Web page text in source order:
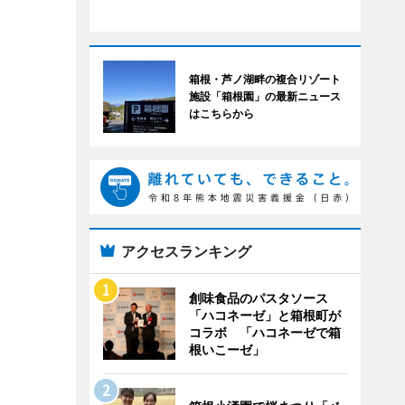
箱根・芦ノ湖畔の複合リゾート
施設「箱根園」の最新ニュース
はこちらから
アクセスランキング
創味食品のパスタソース
「ハコネーゼ」と箱根町が
コラボ 「ハコネーゼで箱
根いこーゼ」